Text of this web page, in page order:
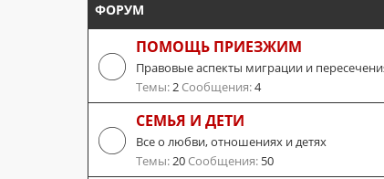
ФОРУМ
ПОМОЩЬ ПРИЕЗЖИМ
Правовые аспекты миграции и
Темы:2 Сообщения:4
СЕМЬЯ И ДЕТИ
Все о любви, отношениях и детях
Темы:20 Сообщения: 50